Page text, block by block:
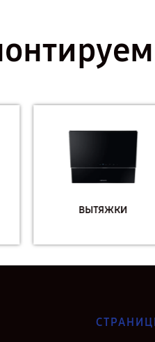
ВЫТЯЖКИ